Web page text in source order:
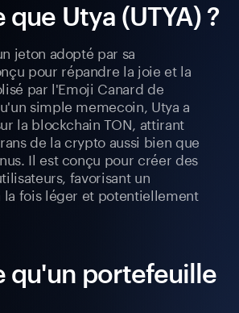
que Utya (UTYA) ?
jeton adopté par sa
pour répandre la joie et la
par l'Emoji Canard de
simple memecoin, Utya a
la blockchain TON, attirant
de la crypto aussi bien que
Il est conçu pour créer des
favorisant un
la fois léger et potentiellement
qu'un portefeuille